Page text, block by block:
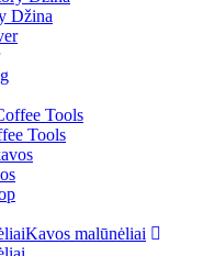
Džina
Tools
Kavos malūnėliai